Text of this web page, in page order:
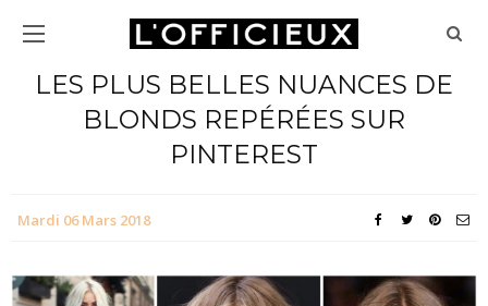
LES PLUS BELLES NUANCES DE
BLONDS REPÉRÉES SUR
PINTEREST
Mardi 06 Mars 2018